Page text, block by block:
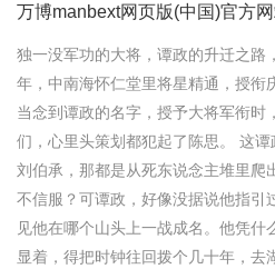
万博manbext网页版(中国)官方
独一没军功的大将，谭政的升迁之路
年，中南海怀仁堂里将星精通，授衔
当念到谭政的名字，授予大将军衔时
们，心里头策划都犯起了陈思。 这谭
刘伯承，那都是从死东说念主堆里爬
不信服？可谭政，好像没据说他指引
见他在哪个山头上一战成名。他凭
显着，得把时钟往回拨个几十年，去